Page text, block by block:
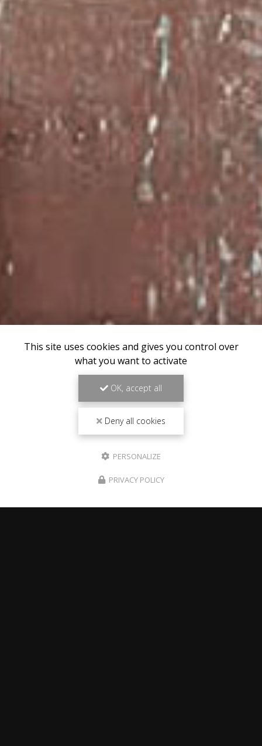
This site uses cookies and gives you control over
what you want to activate
OK, accept all
Deny all cookies
PERSONALIZE
PRIVACY POLICY